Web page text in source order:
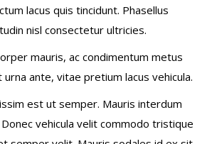
lacus quis tincidunt. Phasellus
nisl consectetur ultricies.
mauris, ac condimentum metus
ante, vitae pretium lacus vehicula.
est ut semper. Mauris interdum
vehicula velit commodo tristique